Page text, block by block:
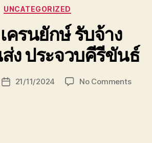
Categories
UNCATEGORIZED
ครนยักษ์ รับจ้าง
ง ประจวบคีรีขันธ์
Post21/11/2024 No Commentson